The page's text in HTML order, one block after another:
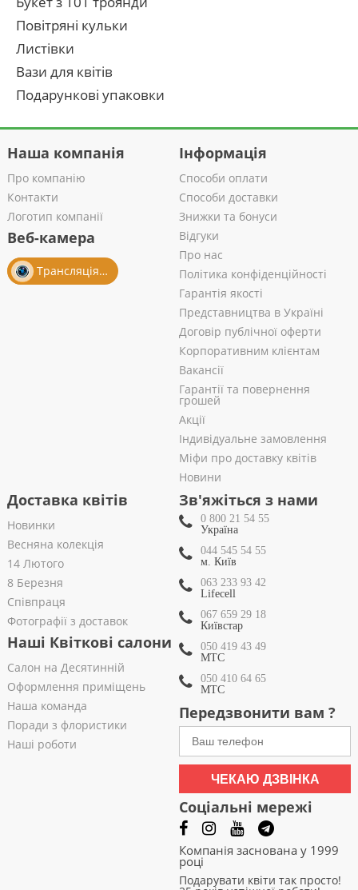
Повітряні кульки
Листівки
Вази для квітів
Подарункові упаковки
Наша компанія
Про компанію
Контакти
Логотип компанії
Веб-камера
Трансляція із салону
Інформація
Способи оплати
Способи доставки
Знижки та бонуси
Відгуки
Про нас
Політика конфіденційності
Гарантія якості
Представництва в Україні
Договір публічної оферти
Корпоративним клієнтам
Вакансії
Гарантії та повернення
грошей
Акції
Індивідуальне замовлення
Міфи про доставку квітів
Новини
Доставка квітів
Новинки
Весняна колекція
14 Лютого
8 Березня
Співпраця
Фотографії з доставок
Наші Квіткові салони
Салон на Десятинній
Оформлення приміщень
Наша команда
Поради з флористики
Наші роботи
Зв'яжіться з нами
0 800 21 54 55
Україна
044 545 54 55
м. Київ
063 233 93 42
Lifecell
067 659 29 18
Київстар
050 419 43 49
МТС
050 410 64 65
МТС
Передзвонити вам ?
ЧЕКАЮ ДЗВІНКА
Соціальні мережі
Компанія заснована у 1999
році
Подарувати квіти так просто!